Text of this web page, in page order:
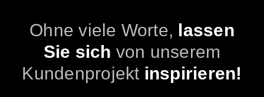
Ohne viele Worte, lassen
Sie sich von unserem
Kundenprojekt inspirieren!